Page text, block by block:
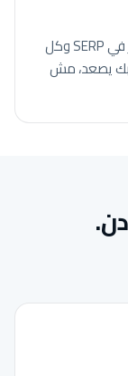
جوجل يحدّث شهريًا. نتابع كل تحوّل وكل تغيير في SERP وكل
يصعد، مش